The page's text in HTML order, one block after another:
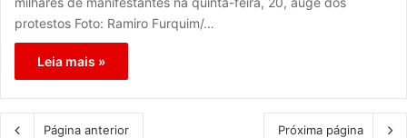
protestos Foto: Ramiro Furquim/…
Leia mais »
Página anterior Próxima página